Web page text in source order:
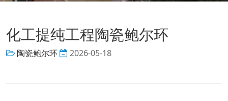
化工提纯工程陶瓷鲍尔环
陶瓷鲍尔环 2026-05-18